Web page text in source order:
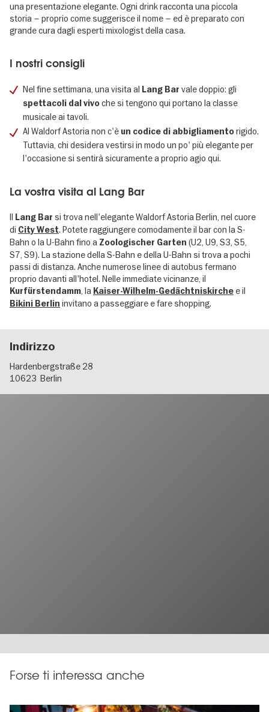
una presentazione elegante. Ogni drink racconta una piccola
storia – proprio come suggerisce il nome – ed è preparato con
grande cura dagli esperti mixologist della casa.
I nostri consigli
Nel fine settimana, una visita al Lang Bar vale doppio: gli
spettacoli dal vivoche si tengono qui portano la classe
musicale ai tavoli.
Al Waldorf Astoria non c'è un codice di abbigliamentorigido.
Tuttavia, chi desidera vestirsi in modo un po' più elegante per
l'occasione si sentirà sicuramente a proprio agio qui.
La vostra visita al Lang Bar
Lang Bar si trova nell'elegante Waldorf Astoria Berlin, nel cuore
di City West. Potete raggiungere comodamente il bar con la S-
Bahn o la U-Bahn fino a Zoologischer Garten (U2, U9, S3, S5,
S7, S9). La stazione della S-Bahn e della U-Bahn si trova a pochi
passi di distanza. Anche numerose linee di autobus fermano
proprio davanti all'hotel. Nelle immediate vicinanze, il
Kurfürstendamm, la Kaiser-Wilhelm-Gedächtniskirche e il
Bikini Berlin invitano a passeggiare e fare shopping.
Indirizzo
Hardenbergstraße 28
10623 Berlin
Forse ti interessa anche